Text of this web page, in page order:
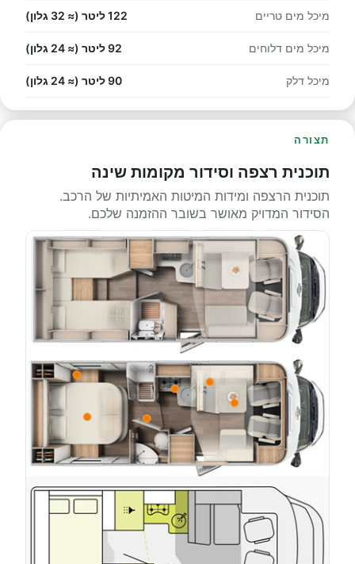
מיכל מים טריים 122 ליטר (≈ 32 גלון)
מיכל מים דלוחים 92 ליטר (≈ 24 גלון)
מיכל דלק 90 ליטר (≈ 24 גלון)
תצורה
תוכנית רצפה וסידור מקומות שינה
תוכנית הרצפה ומידות המיטות האמיתיות של הרכב.
הסידור המדויק מאושר בשובר ההזמנה שלכם.